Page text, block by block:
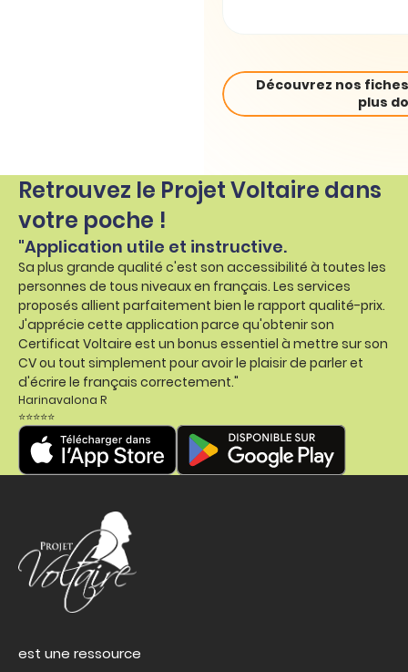
Découvrez nos
plus
Retrouvez le Projet Voltaire dans
votre poche !
"Application utile et instructive.
Sa plus grande qualité c'est son accessibilité à toutes les
personnes de tous niveaux en français. Les services
proposés allient parfaitement bien le rapport qualité-prix.
J'apprécie cette application parce qu'obtenir son
Certificat Voltaire est un bonus essentiel à mettre sur son
CV ou tout simplement pour avoir le plaisir de parler et
d'écrire le français correctement."
Harinavalona R
⭐⭐⭐⭐⭐
est une ressource